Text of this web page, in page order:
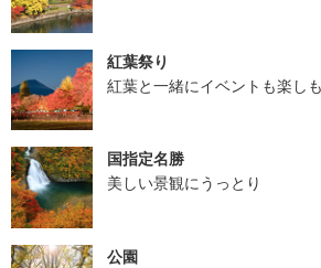
紅葉祭り
紅葉と一緒にイベントも楽し
国指定名勝
美しい景観にうっとり
公園